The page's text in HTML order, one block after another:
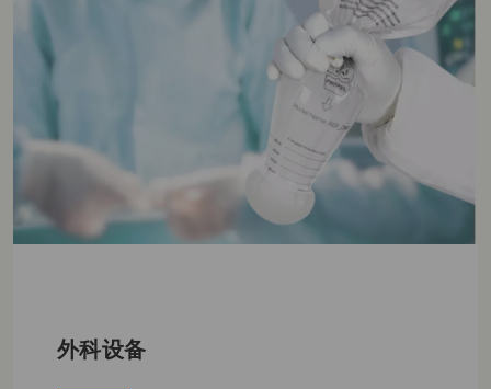
外科设备